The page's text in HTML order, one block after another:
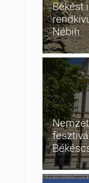
Békést
Nébih